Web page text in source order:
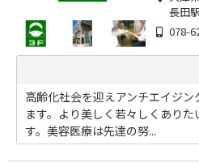
長田駅
078-
高齢化社会を迎えアンチエイジ
ます。より美しく若々しくあり
す。美容医療は先達の努...